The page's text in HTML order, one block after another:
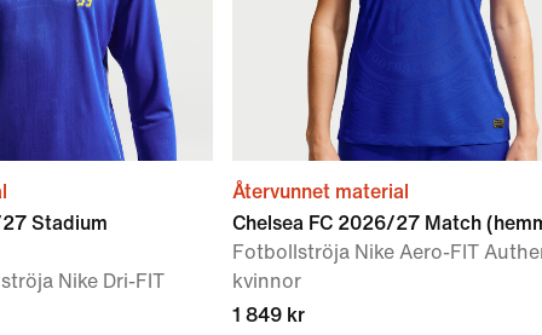
Stadium
Nike Dri-FIT
Återvunnet material
Chelsea FC 2026/27 Match
Fotbollströja Nike Aero-FIT
kvinnor
1 849 kr